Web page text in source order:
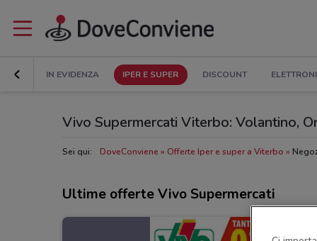
IN EVIDENZA IPER E SUPER DISCOUNT
Vivo Supermercati Viterbo: Volantino,
Sei qui: DoveConviene Offerte Iper e super a Viterbo
Ultime offerte Vivo Supermercati